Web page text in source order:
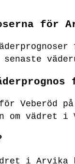
för
Veberöd
vädret i
i Arvika